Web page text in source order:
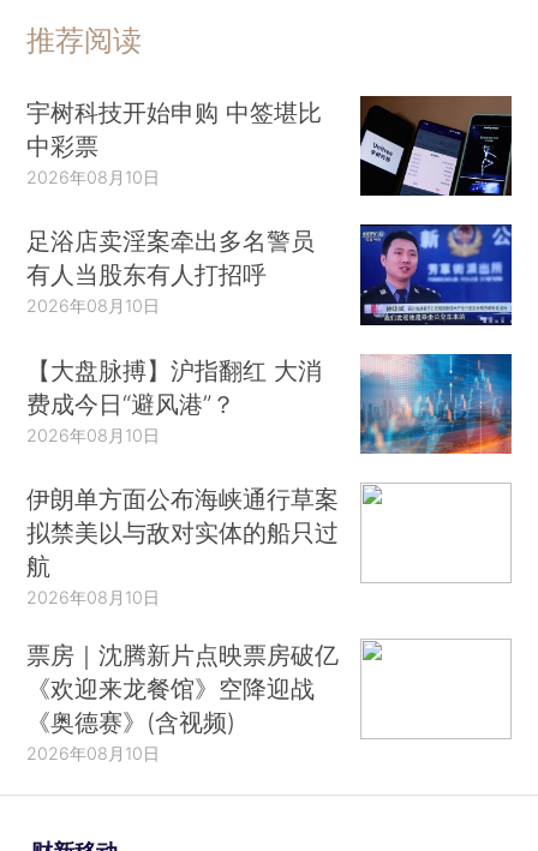
推荐阅读
宇树科技开始申购 中签堪比
中彩票
2026年08月10日
足浴店卖淫案牵出多名警员
有人当股东有人打招呼
2026年08月10日
【大盘脉搏】沪指翻红 大消
费成今日“避风港”？
2026年08月10日
伊朗单方面公布海峡通行草案
拟禁美以与敌对实体的船只过
航
2026年08月10日
票房｜沈腾新片点映票房破亿
《欢迎来龙餐馆》空降迎战
《奥德赛》(含视频)
2026年08月10日